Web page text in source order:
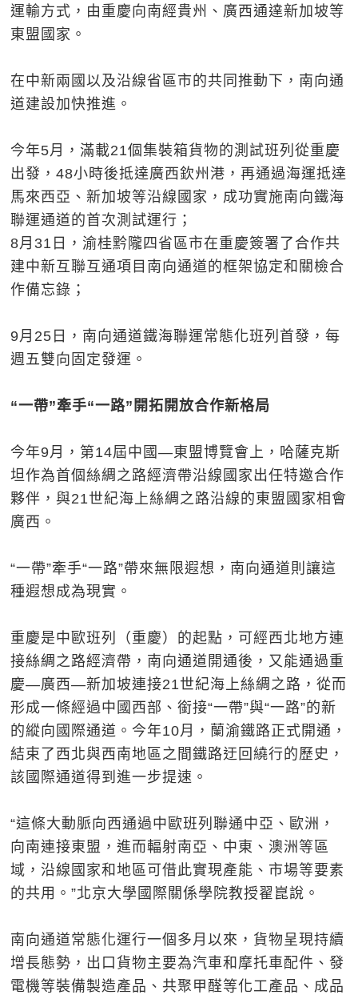
運輸方式，由重慶向南經貴州、廣西通達新加坡等
東盟國家。
在中新兩國以及沿線省區市的共同推動下，南向通
道建設加快推進。
今年5月，滿載21個集裝箱貨物的測試班列從重慶
出發，48小時後抵達廣西欽州港，再通過海運抵達
馬來西亞、新加坡等沿線國家，成功實施南向鐵海
聯運通道的首次測試運行；
8月31日，渝桂黔隴四省區市在重慶簽署了合作共
建中新互聯互通項目南向通道的框架協定和關檢合
作備忘錄；
9月25日，南向通道鐵海聯運常態化班列首發，每
週五雙向固定發運。
“一帶”牽手“一路”開拓開放合作新格局
今年9月，第14屆中國—東盟博覽會上，哈薩克斯
坦作為首個絲綢之路經濟帶沿線國家出任特邀合作
夥伴，與21世紀海上絲綢之路沿線的東盟國家相會
廣西。
“一帶”牽手“一路”帶來無限遐想，南向通道則讓這
種遐想成為現實。
重慶是中歐班列（重慶）的起點，可經西北地方連
接絲綢之路經濟帶，南向通道開通後，又能通過重
慶—廣西—新加坡連接21世紀海上絲綢之路，從而
形成一條經過中國西部、銜接“一帶”與“一路”的新
的縱向國際通道。今年10月，蘭渝鐵路正式開通，
結束了西北與西南地區之間鐵路迂回繞行的歷史，
該國際通道得到進一步提速。
“這條大動脈向西通過中歐班列聯通中亞、歐洲，
向南連接東盟，進而輻射南亞、中東、澳洲等區
域，沿線國家和地區可借此實現產能、市場等要素
的共用。”北京大學國際關係學院教授翟崑說。
南向通道常態化運行一個多月以來，貨物呈現持續
增長態勢，出口貨物主要為汽車和摩托車配件、發
電機等裝備製造產品、共聚甲醛等化工產品、成品